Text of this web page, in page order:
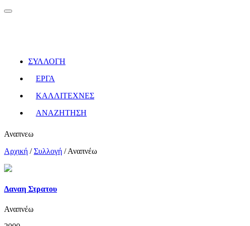
ΣΥΛΛΟΓΗ
ΕΡΓΑ
ΚΑΛΛΙΤΕΧΝΕΣ
ΑΝΑΖΗΤΗΣΗ
Αναπνεω
Αρχική /Συλλογή /Αναπνέω
Δαναη Στρατου
Αναπνέω